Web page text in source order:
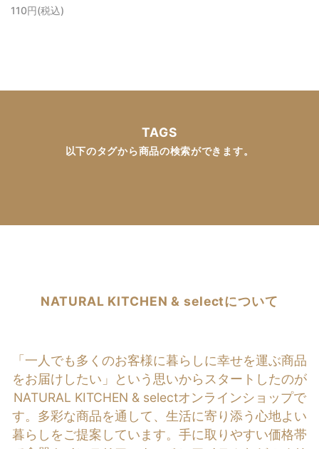
110円(税込)
TAGS
以下のタグから商品の検索ができます。
NATURAL KITCHEN & selectについて
「一人でも多くのお客様に暮らしに幸せを運ぶ商品
をお届けしたい」という思いからスタートしたのが
NATURAL KITCHEN & selectオンラインショップで
す。多彩な商品を通して、生活に寄り添う心地よい
暮らしをご提案しています。手に取りやすい価格帯